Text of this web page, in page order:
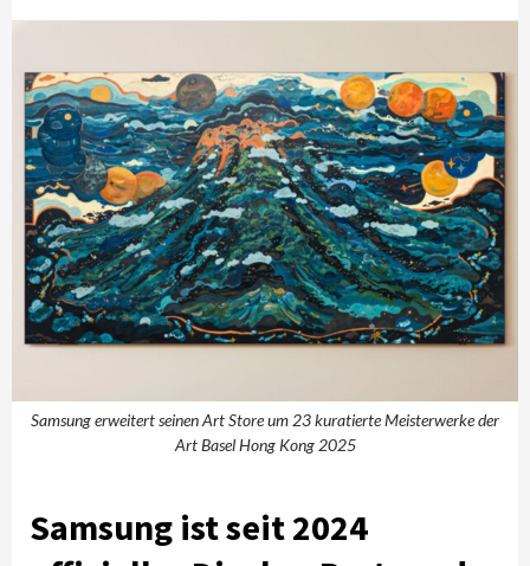
Samsung erweitert seinen Art Store um 23 kuratierte Meisterwerke der
Art Basel Hong Kong 2025
Samsung ist seit 2024